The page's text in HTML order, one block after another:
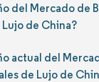
del Mercado de
de China?
actual del
de Lujo de